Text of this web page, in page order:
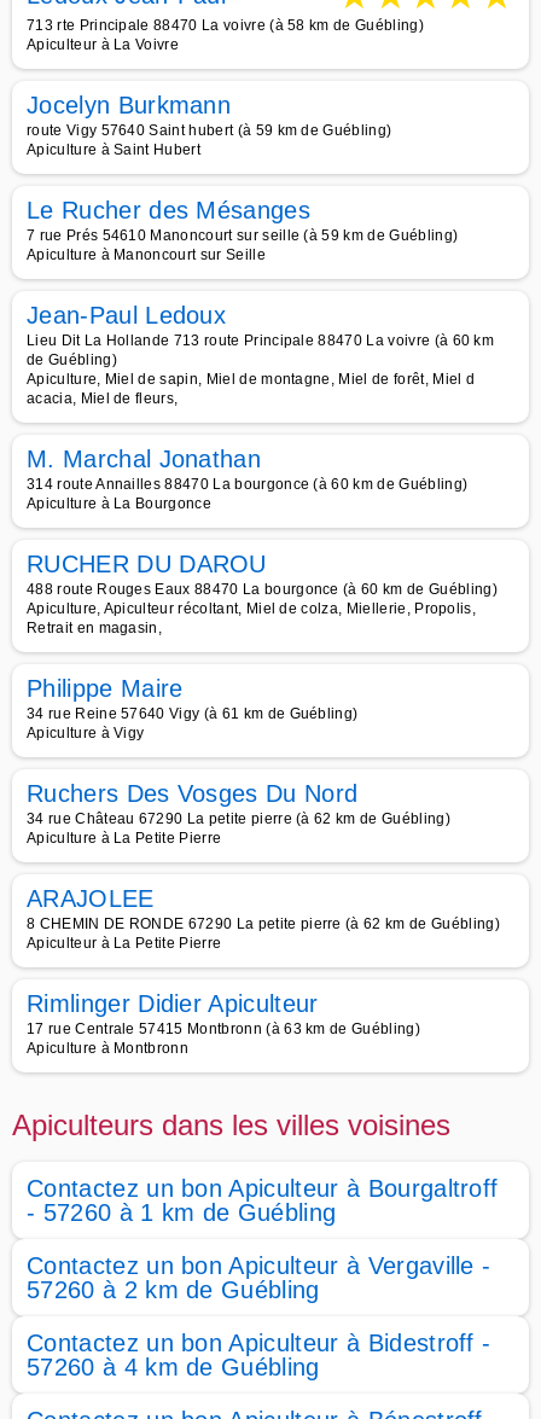
713 rte Principale 88470 La voivre (à 58 km de Guébling)
Apiculteur à La Voivre
Jocelyn Burkmann
route Vigy 57640 Saint hubert (à 59 km de Guébling)
Apiculture à Saint Hubert
Le Rucher des Mésanges
7 rue Prés 54610 Manoncourt sur seille (à 59 km de Guébling)
Apiculture à Manoncourt sur Seille
Jean-Paul Ledoux
Lieu Dit La Hollande 713 route Principale 88470 La voivre (à 60 km
de Guébling)
Apiculture, Miel de sapin, Miel de montagne, Miel de forêt, Miel d
acacia, Miel de fleurs,
M. Marchal Jonathan
314 route Annailles 88470 La bourgonce (à 60 km de Guébling)
Apiculture à La Bourgonce
RUCHER DU DAROU
488 route Rouges Eaux 88470 La bourgonce (à 60 km de Guébling)
Apiculture, Apiculteur récoltant, Miel de colza, Miellerie, Propolis,
Retrait en magasin,
Philippe Maire
34 rue Reine 57640 Vigy (à 61 km de Guébling)
Apiculture à Vigy
Ruchers Des Vosges Du Nord
34 rue Château 67290 La petite pierre (à 62 km de Guébling)
Apiculture à La Petite Pierre
ARAJOLEE
8 CHEMIN DE RONDE 67290 La petite pierre (à 62 km de Guébling)
Apiculteur à La Petite Pierre
Rimlinger Didier Apiculteur
17 rue Centrale 57415 Montbronn (à 63 km de Guébling)
Apiculture à Montbronn
Apiculteurs dans les villes voisines
Contactez un bon Apiculteur à Bourgaltroff
- 57260 à 1 km de Guébling
Contactez un bon Apiculteur à Vergaville -
57260 à 2 km de Guébling
Contactez un bon Apiculteur à Bidestroff -
57260 à 4 km de Guébling